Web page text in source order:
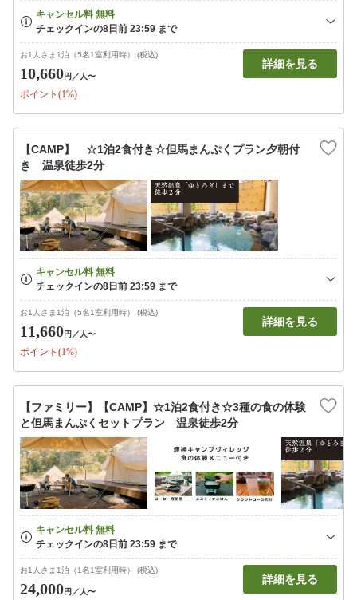
お1人さま1泊（5名1室利用時） (税込)
10,660円 ／人〜
ポイント(1%)
詳細を見る
【CAMP】 ☆1泊2食付き☆但馬まんぷくプラン夕朝付
き 温泉徒歩2分
お1人さま1泊（5名1室利用時） (税込)
11,660円 ／人〜
ポイント(1%)
詳細を見る
【ファミリー】【CAMP】☆1泊2食付き☆3種の食の体験
と但馬まんぷくセットプラン 温泉徒歩2分
お1人さま1泊（1名1室利用時） (税込)
24,000円 ／人〜
詳細を見る